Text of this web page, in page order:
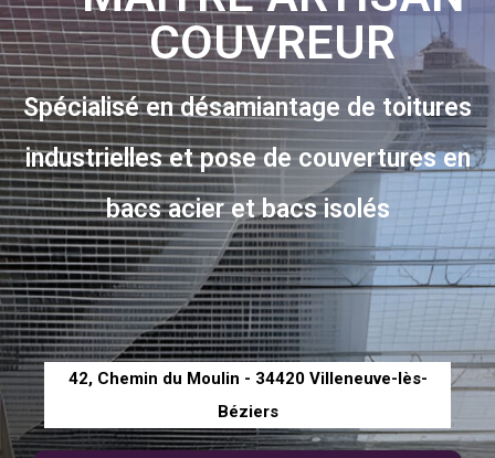
COUVREUR
Spécialisé en désamiantage de toitures
industrielles et pose de couvertures en
bacs acier et bacs isolés
42, Chemin du Moulin - 34420 Villeneuve-lès-
Béziers